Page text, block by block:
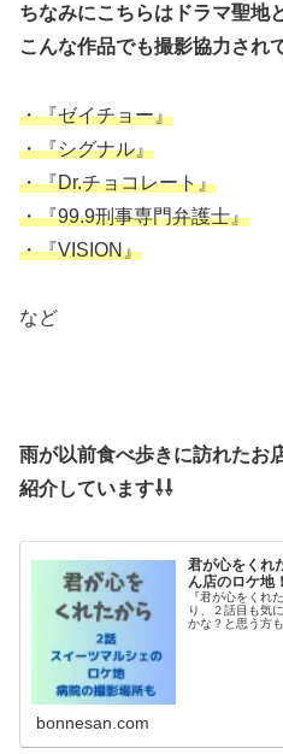
ちなみにこちらはドラマ聖地
こんな作品でも撮影協力され
・『ゼイチョー』
・『シグナル』
・『Dr.チョコレート』
・『99.9刑事専門弁護士』
・『VISION』
など
雨が以前食べ歩きに訪れたお
紹介しています⇩⇩
君が心をくれ
ん店のロケ地
『君が心をくれ
り、２話目も気
かな？と思う方
bonnesan.com